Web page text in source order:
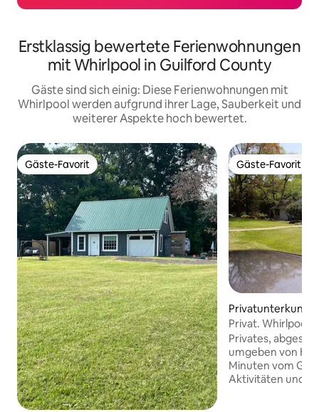
Erstklassig bewertete Ferienwohnungen
mit Whirlpool in Guilford County
Gäste sind sich einig: Diese Ferienwohnungen mit
Whirlpool werden aufgrund ihrer Lage, Sauberkeit und
weiterer Aspekte hoch bewertet.
Gäste-Favorit
Gäste-Favorit Gäste-Favorit
Gäste-Favorit
Privatunterkunft
field
Privat. Whirlpool
Minuten zum
Privates,
umgeben von
Minuten vom
Aktivitäten und